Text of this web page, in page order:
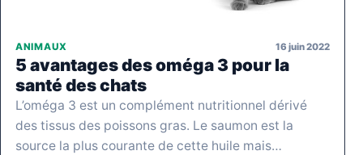
ANIMAUX 16 juin 2022
5 avantages des oméga 3 pour la
santé des chats
L’oméga 3 est un complément nutritionnel dérivé
des tissus des poissons gras. Le saumon est la
source la plus courante de cette huile mais…